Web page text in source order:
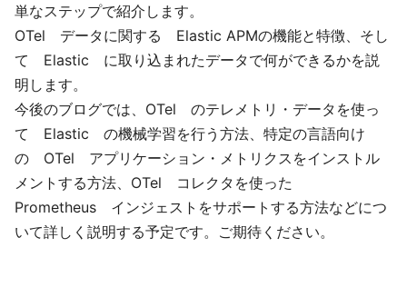
単なステップで紹介します。
OTel データに関する Elastic APMの機能と特徴、そし
て Elastic に取り込まれたデータで何ができるかを説
明します。
今後のブログでは、OTel のテレメトリ・データを使っ
て Elastic の機械学習を行う方法、特定の言語向け
の OTel アプリケーション・メトリクスをインストル
メントする方法、OTel コレクタを使った
Prometheus インジェストをサポートする方法などにつ
いて詳しく説明する予定です。ご期待ください。